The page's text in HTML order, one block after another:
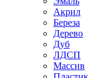
Акрил
Береза
Дерево
Дуб
ЛДСП
Массив